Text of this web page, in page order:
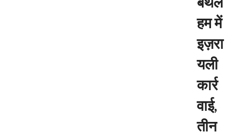
हम में
इज़रा
यली
कार्र
वाई,
तीन